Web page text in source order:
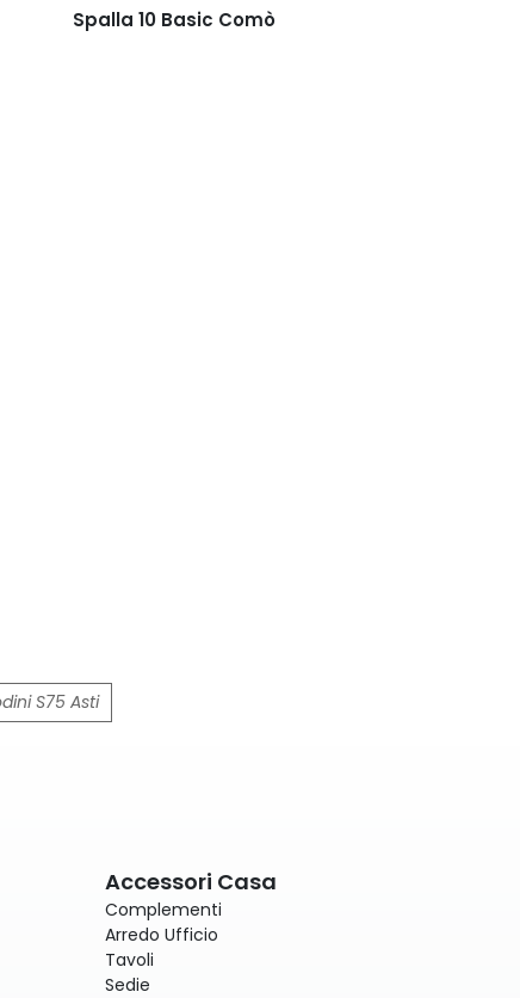
Spalla 10 Basic Comò
S75 Asti
Accessori Casa
Complementi
Arredo Ufficio
Tavoli
Sedie